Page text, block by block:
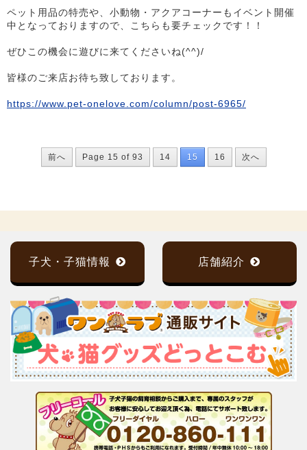
ペット用品の特売や、小動物・アクアコーナーもイベント開催
中となっておりますので、こちらも要チェックです！！
ぜひこの機会に遊びに来てくださいね(^^)/
皆様のご来店お待ち致しております。
https://www.pet-onelove.com/column/post-6965/
前へ Page 15 of 93 14 15 16 次へ
子犬・子猫情報 店舗紹介